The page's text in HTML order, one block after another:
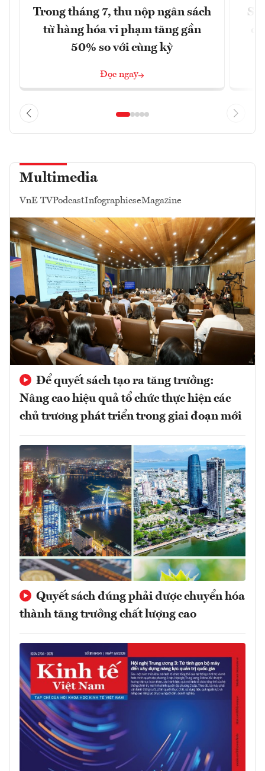
Trong tháng 7, thu nộp ngân sách
từ hàng hóa vi phạm tăng gần
50% so với cùng kỳ
Đọc ngay
Multimedia
VnE TVPodcastInfographicseMagazine
Để quyết sách tạo ra tăng trưởng:
Nâng cao hiệu quả tổ chức thực hiện các
chủ trương phát triển trong giai đoạn mới
Quyết sách đúng phải được chuyển hóa
thành tăng trưởng chất lượng cao